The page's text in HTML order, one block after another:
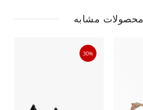
محصولات مشابه
30%